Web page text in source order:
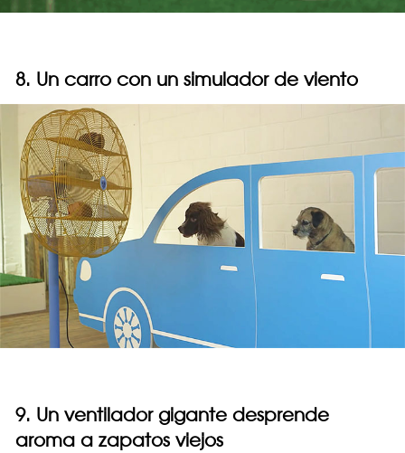
8. Un carro con un simulador de viento
9. Un ventilador gigante desprende
aroma a zapatos viejos